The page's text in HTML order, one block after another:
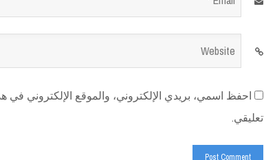
Website
احفظ اسمي، بريدي الإلكتروني، والموقع الإلكتروني في
تعليقي.